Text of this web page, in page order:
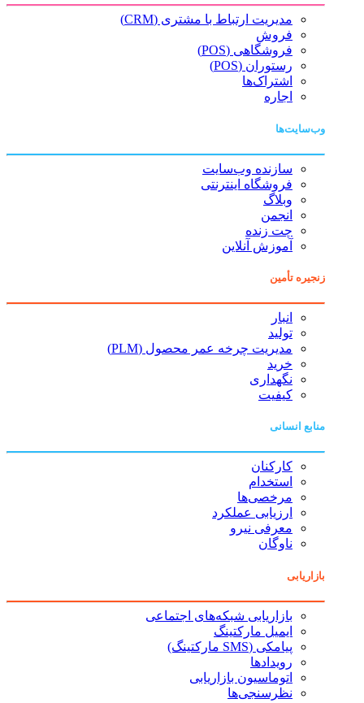
مدیریت ارتباط با مشتری (CRM)
فروش
فروشگاهی (POS)
رستوران (POS)
اشتراک‌ها
اجاره
وب‌سایت‌ها
سازنده وب‌سایت
فروشگاه اینترنتی
وبلاگ
انجمن
چت زنده
آموزش آنلاین
زنجیره تأمین
انبار
تولید
مدیریت چرخه عمر محصول (PLM)
خرید
نگهداری
کیفیت
منابع انسانی
کارکنان
استخدام
مرخصی‌ها
ارزیابی عملکرد
معرفی نیرو
ناوگان
بازاریابی
بازاریابی شبکه‌های اجتماعی
ایمیل مارکتینگ
پیامکی (SMS مارکتینگ)
رویدادها
اتوماسیون بازاریابی
نظرسنجی‌ها